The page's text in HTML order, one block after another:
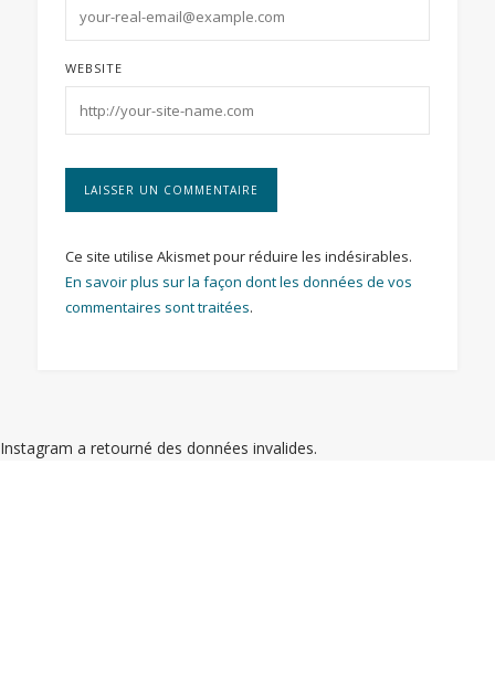
WEBSITE
Ce site utilise Akismet pour réduire les indésirables.
En savoir plus sur la façon dont les données de vos
commentaires sont traitées.
Instagram a retourné des données invalides.